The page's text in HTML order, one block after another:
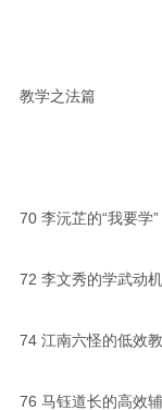
教学之法篇
70 李沅芷的“我要学”
72 李文秀的学武动机
74 江南六怪的低效
76 马钰道长的高效